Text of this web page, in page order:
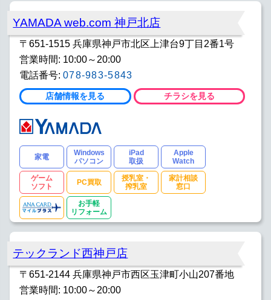
YAMADA web.com 神戸北店
〒651-1515 兵庫県神戸市北区上津台9丁目2番1号
営業時間: 10:00～20:00
電話番号: 078-983-5843
店舗情報を見る チラシを見る
家電
Windows
パソコン
iPad
取扱
Apple
Watch
ゲーム
ソフト
PC買取
授乳室・
搾乳室
家計相談
窓口
お手軽
リフォーム
テックランド西神戸店
〒651-2144 兵庫県神戸市西区玉津町小山207番地
営業時間: 10:00～20:00